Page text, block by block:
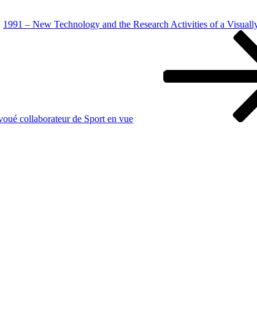
1991 – New Technology and the Research Activities of a
collaborateur de Sport en vue